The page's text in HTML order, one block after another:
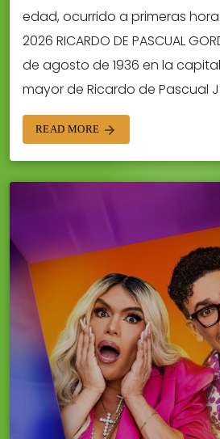
edad, ocurrido a primeras
2026 RICARDO DE PASCUAL
de agosto de 1936 en la
mayor de Ricardo de Pascual
READ MORE arrow_forward